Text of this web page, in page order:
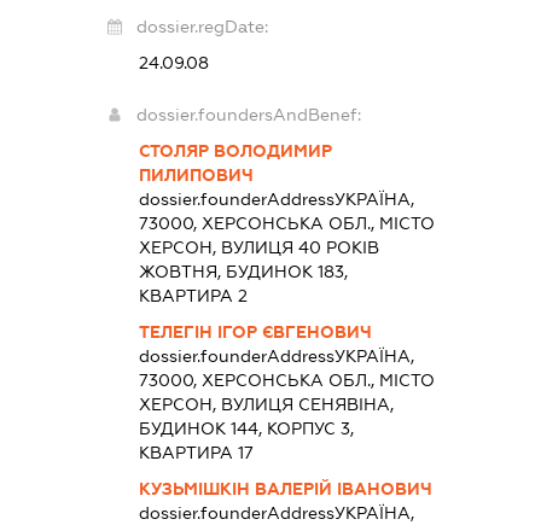
dossier.regDate:
24.09.08
dossier.foundersAndBenef:
СТОЛЯР ВОЛОДИМИР
ПИЛИПОВИЧ
dossier.founderAddressУКРАЇНА,
73000, ХЕРСОНСЬКА ОБЛ., МІСТО
ХЕРСОН, ВУЛИЦЯ 40 РОКІВ
ЖОВТНЯ, БУДИНОК 183,
КВАРТИРА 2
ТЕЛЕГІН ІГОР ЄВГЕНОВИЧ
dossier.founderAddressУКРАЇНА,
73000, ХЕРСОНСЬКА ОБЛ., МІСТО
ХЕРСОН, ВУЛИЦЯ СЕНЯВІНА,
БУДИНОК 144, КОРПУС 3,
КВАРТИРА 17
КУЗЬМІШКІН ВАЛЕРІЙ ІВАНОВИЧ
dossier.founderAddressУКРАЇНА,